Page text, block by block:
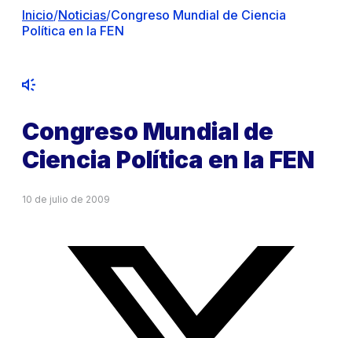
Inicio/Noticias/Congreso Mundial de Ciencia
Política en la FEN
Congreso Mundial de
Ciencia Política en la FEN
10 de julio de 2009